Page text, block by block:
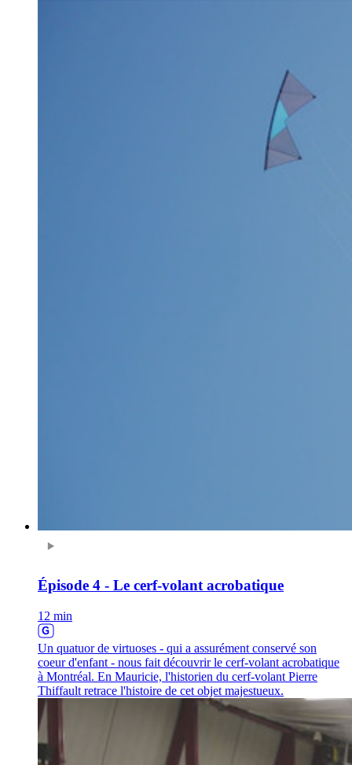
Épisode 4 - Le cerf-volant acrobatique
12 min
Un quatuor de virtuoses - qui a assurément conservé son
coeur d'enfant - nous fait découvrir le cerf-volant acrobatique
à Montréal. En Mauricie, l'historien du cerf-volant Pierre
Thiffault retrace l'histoire de cet objet majestueux.